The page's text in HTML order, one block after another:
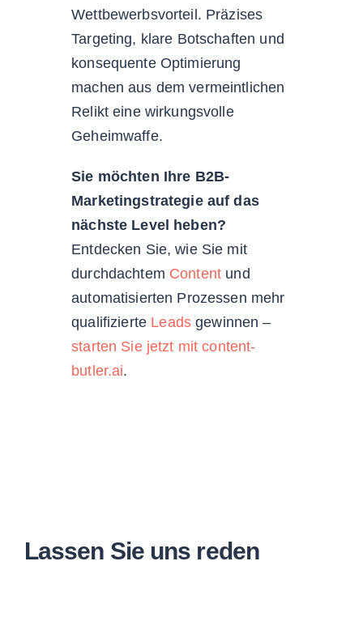
Wettbewerbsvorteil. Präzises
Targeting, klare Botschaften und
konsequente Optimierung
machen aus dem vermeintlichen
Relikt eine wirkungsvolle
Geheimwaffe.
Sie möchten Ihre B2B-
Marketingstrategie auf das
nächste Level heben?
Entdecken Sie, wie Sie mit
durchdachtem Content und
automatisierten Prozessen mehr
qualifizierte Leadsgewinnen –
starten Sie jetzt mit content-
butler.ai.
Lassen Sie uns reden